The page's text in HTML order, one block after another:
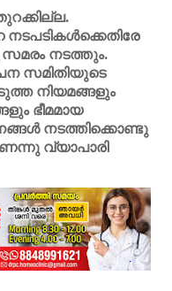
നടപടികള്‍ക്കെതിരേ
സമരം നടത്തും.
സമിതിയുടെ
നിയമങ്ങളും
ഭീമമായ
നടത്തിക്കൊണ്ടു
വ്യാപാരി